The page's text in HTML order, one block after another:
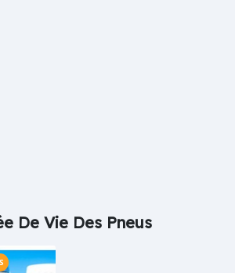
De Vie Des Pneus